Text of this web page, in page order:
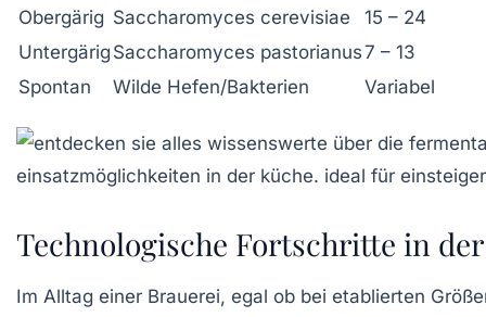
Obergärig Saccharomyces cerevisiae
15 – 24
Untergärig Saccharomyces pastorianus7 – 13
Spontan
Wilde Hefen/Bakterien Variabel
Technologische Fortschritte in
Im Alltag einer Brauerei, egal ob bei etablierten